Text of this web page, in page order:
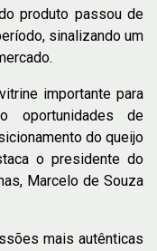
produto passou de
sinalizando um
importante para
oportunidades de
do queijo
o presidente do
Marcelo de Souza
mais autênticas